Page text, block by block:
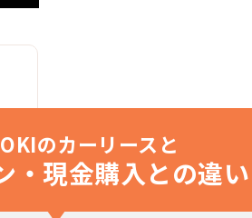
のカーリースと
・現金購入との違い